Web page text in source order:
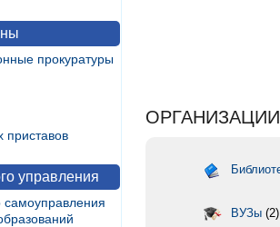
прокуратуры
приставов
управления
ВУЗы (2)